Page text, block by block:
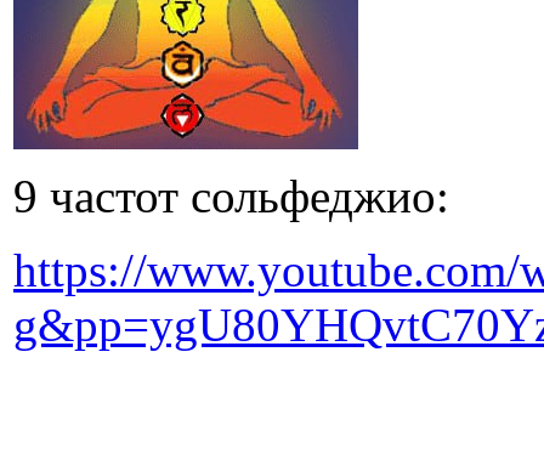
9 частот сольфеджио:
https://www.youtube.com/